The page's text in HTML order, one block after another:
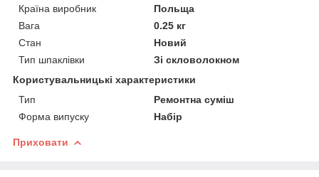
Країна виробник
Польща
Вага
0.25 кг
Стан
Новий
Тип шпаклівки
Зі скловолокном
Користувальницькі характеристики
Тип
Ремонтна суміш
Форма випуску
Набір
Приховати